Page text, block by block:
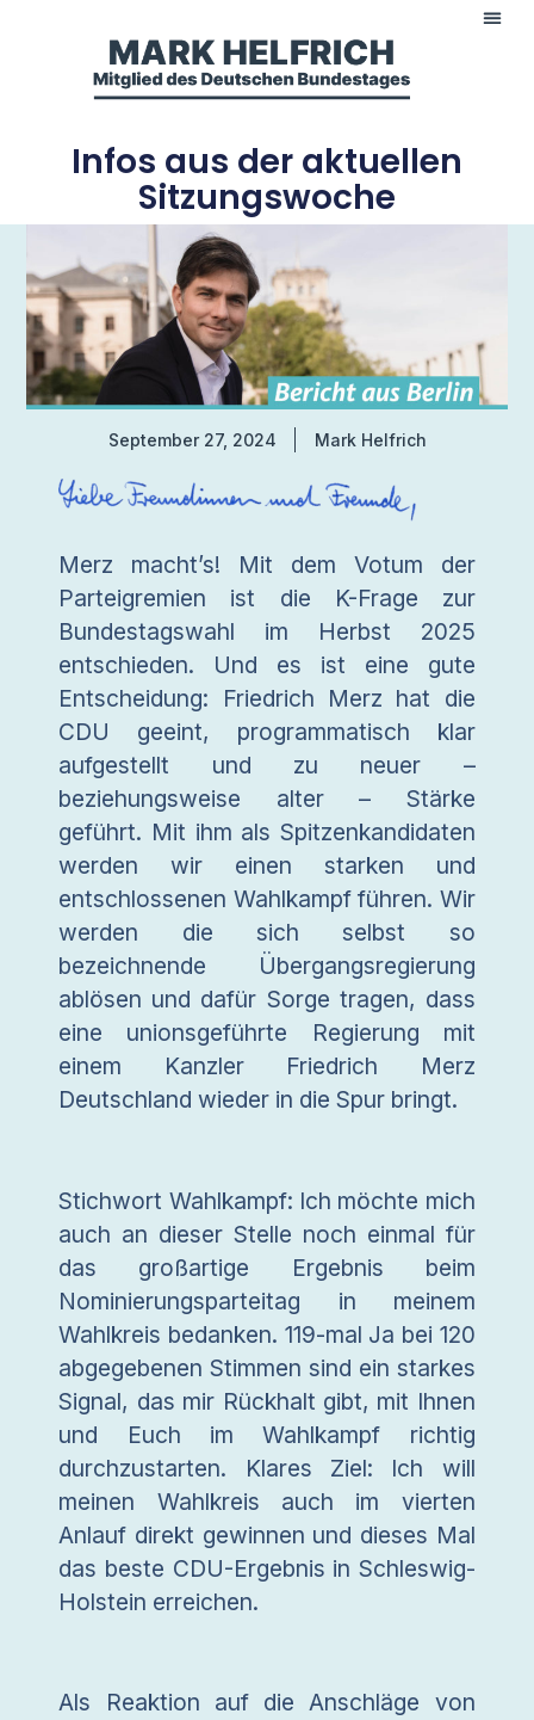
Infos aus der aktuellen
Sitzungswoche
September 27, 2024 Mark Helfrich
Merz macht’s! Mit dem Votum der
Parteigremien ist die K-Frage zur
Bundestagswahl im Herbst 2025
entschieden. Und es ist eine gute
Entscheidung: Friedrich Merz hat die
CDU geeint, programmatisch klar
aufgestellt und zu neuer –
beziehungsweise alter – Stärke
geführt. Mit ihm als Spitzenkandidaten
werden wir einen starken und
entschlossenen Wahlkampf führen. Wir
werden die sich selbst so
bezeichnende Übergangsregierung
ablösen und dafür Sorge tragen, dass
eine unionsgeführte Regierung mit
einem Kanzler Friedrich Merz
Deutschland wieder in die Spur bringt.
Stichwort Wahlkampf: Ich möchte mich
auch an dieser Stelle noch einmal für
das großartige Ergebnis beim
Nominierungsparteitag in meinem
Wahlkreis bedanken. 119-mal Ja bei 120
abgegebenen Stimmen sind ein starkes
Signal, das mir Rückhalt gibt, mit Ihnen
und Euch im Wahlkampf richtig
durchzustarten. Klares Ziel: Ich will
meinen Wahlkreis auch im vierten
Anlauf direkt gewinnen und dieses Mal
das beste CDU-Ergebnis in Schleswig-
Holstein erreichen.
Als Reaktion auf die Anschläge von